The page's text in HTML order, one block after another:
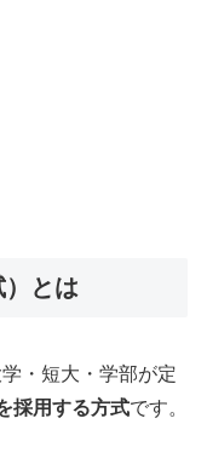
とは
・短大・学部が定
採用する方式です。